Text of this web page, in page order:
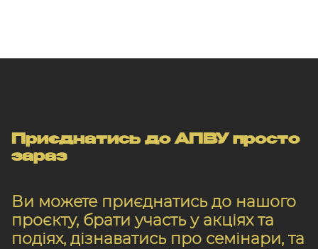
Приєднатись до АПВУ просто
зараз
Ви можете приєднатись до нашого
проєкту, брати участь у акціях та
подіях, дізнаватись про семінари, та